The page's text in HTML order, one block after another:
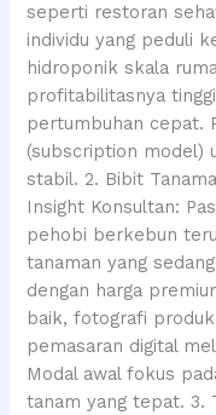
seperti restoran
individu yang peduli
hidroponik skala
profitabilitasnya
pertumbuhan cepat.
(subscription model)
stabil. 2. Bibit
Insight Konsultan:
pehobi berkebun
tanaman yang
dengan harga
baik, fotografi
pemasaran digital
Modal awal fokus
tanam yang tepat. 3.